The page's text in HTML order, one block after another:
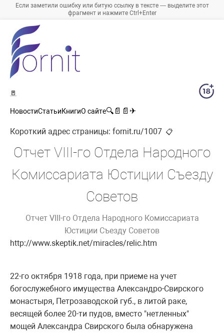
Если заметили ошибку или битую ссылку в тексте — выделите этот
фрагмент и нажмите Ctrl+Enter
🚪
НовостиСтатьиКнигиО сайте🔍 📄 📄 ✈
Короткий адрес страницы: fornit.ru/1007 📋
Отчет VIII-го Отдела Народного
Комиссариата Юстиции Съезду
Советов
Отчет VIII-го Отдела Народного Комиссариата
Юстиции Съезду Советов
http://www.skeptik.net/miracles/relic.htm
22-го октября 1918 года, при приеме на учет
богослужебного имущества Александро-Свирского
монастыря, Петрозаводской губ., в литой раке,
весящей более 20-ти пудов, вместо "нетленных"
мощей Александра Свирского была обнаружена